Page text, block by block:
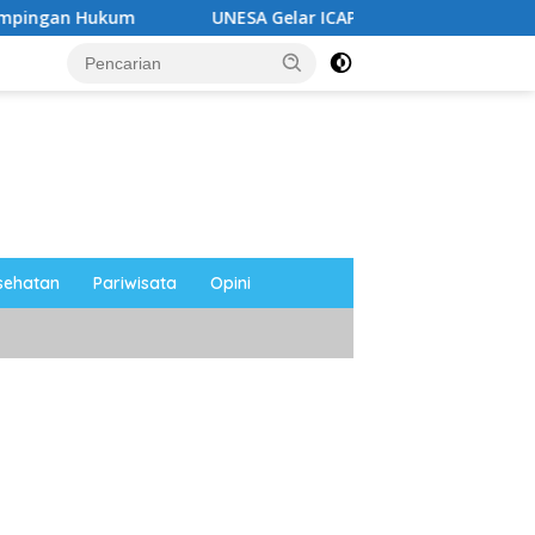
UNESA Gelar ICAPSTURE 2026 di Magetan, Dorong
Pariwisata Opini